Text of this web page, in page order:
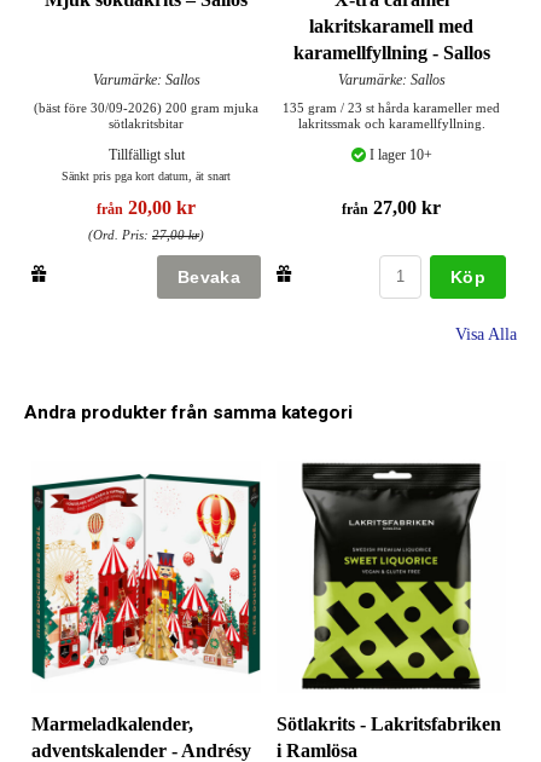
Varumärke: Sallos
(bäst före 30/09-2026) 200 gram mjuka
sötlakritsbitar
Tillfälligt slut
Sänkt pris pga kort datum, ät snart
från 20,00 kr
(Ord. Pris: 27,00 kr)
lakritskaramell med
karamellfyllning - Sallos
Varumärke: Sallos
135 gram / 23 st hårda karameller med
lakritssmak och karamellfyllning.
I lager 10+
från 27,00 kr
Köp
Visa Alla
Andra produkter från samma kategori
Marmeladkalender,
adventskalender - Andrésy
Sötlakrits - Lakritsfabriken
i Ramlösa